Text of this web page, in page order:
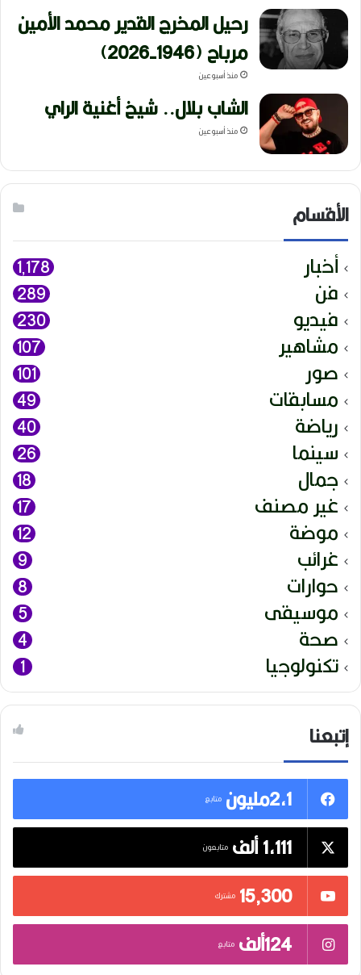
رحيل المخرج القدير محمد الأمين
مرباح (1946-2026)
منذ أسبوعين
الشاب بلال.. شيخ أغنية الراي
منذ أسبوعين
الأقسام
أخبار 1٬178
فن 289
فيديو 230
مشاهير 107
صور 101
مسابقات 49
رياضة 40
سينما 26
جمال 18
غير مصنف 17
موضة 12
غرائب 9
حوارات 8
موسيقى 5
صحة 4
تكنولوجيا 1
إتبعنا
2,1مليون
متابع
1,111 ألف متابعون
15٬300 مشترك
124ألف متابع